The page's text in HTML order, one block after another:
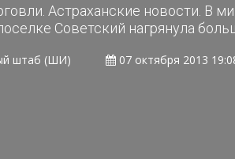
Астраханские новости. В
Советский нагрянула
штаб (ШИ) 07 октября 2013